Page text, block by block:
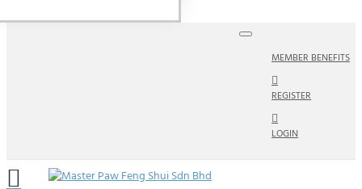
MEMBER BENEFITS
REGISTER
LOGIN